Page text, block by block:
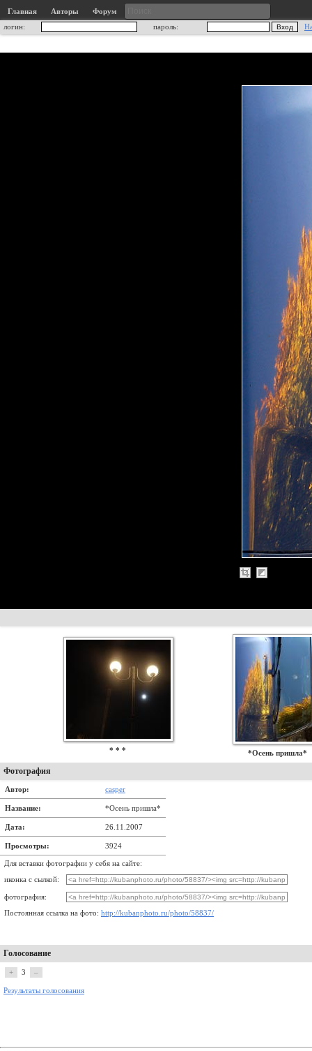
Главная Авторы
Форум
логин:
пароль:
* * * *Осень пришла*
Фотография
Автор: casper
Название: *Осень пришла*
Дата: 26.11.2007
Просмотры: 3924
Для вставки фотографии у себя на сайте:
иконка с сылкой:
фотография:
Постоянная ссылка на фото: http://kubanphoto.ru/photo/58837/
Голосование
+ 3 –
Результаты голосования